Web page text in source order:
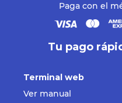
Paga con el
Tu pago
Terminal web
Ver manual